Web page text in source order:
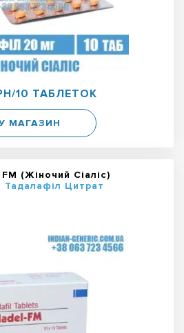
10 ТАБЛЕТОК
МАГАЗИН
FM (Жіночий Сіаліс)
Тадалафіл Цитрат